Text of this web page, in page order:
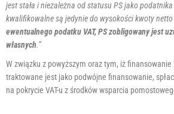
jest stała i niezależna od statusu PS jako podatnika
kwalifikowalne są jedynie do wysokości kwoty netto
ewentualnego podatku VAT, PS zobligowany jest
własnych.”
W związku z powyższym oraz tym, iż finansowanie
traktowane jest jako podwójne finansowanie,
na pokrycie VAT-u z środków wsparcia